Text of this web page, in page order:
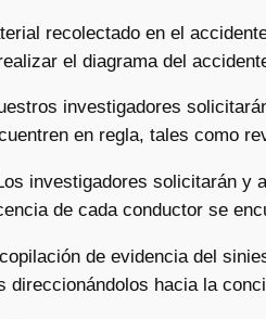
recolectado en el
el diagrama del
investigadores
en regla, tales como
investigadores solicitarán y
de cada conductor se
de evidencia del
direccionándolos hacia la